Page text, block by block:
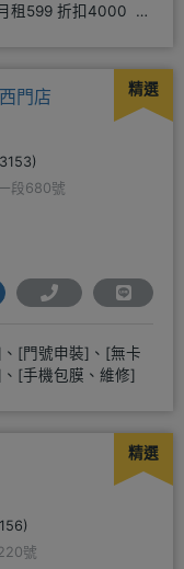
租599 折扣4000 月
精選
門店
段680號
[門號申裝]、[無卡
[手機包膜、維修]
精選
號